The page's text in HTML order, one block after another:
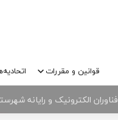
قوانین و مقررات
حوزه فناوری و فروش
الکترونیک و رایانه